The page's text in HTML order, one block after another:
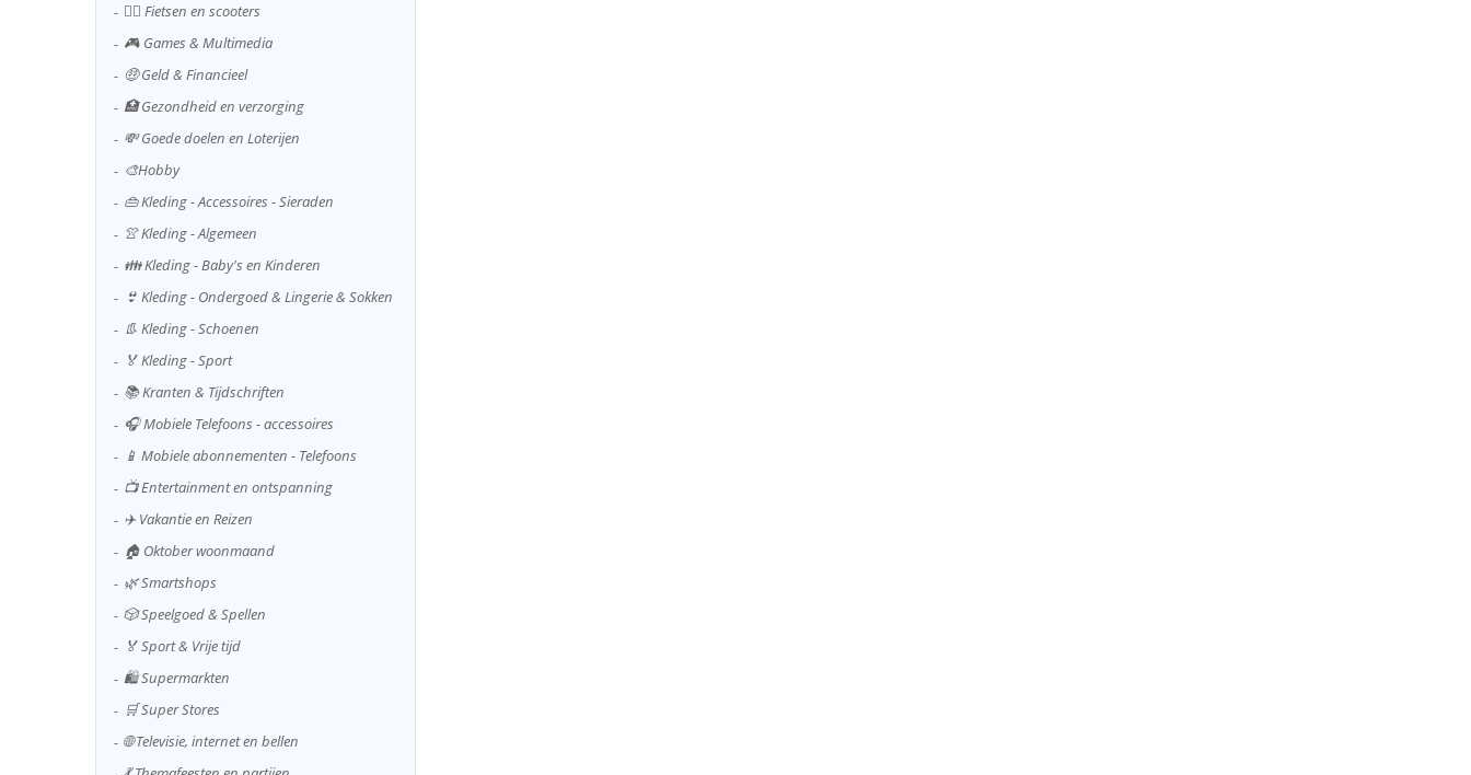
🚴‍♂️ Fietsen en scooters
🎮 Games & Multimedia
🤑 Geld & Financieel
🏥 Gezondheid en verzorging
💸 Goede doelen en Loterijen
🎨Hobby
👜 Kleding - Accessoires - Sieraden
👚 Kleding - Algemeen
👪 Kleding - Baby's en Kinderen
👙 Kleding - Ondergoed & Lingerie & Sokken
👢 Kleding - Schoenen
🏅 Kleding - Sport
📚 Kranten & Tijdschriften
🎧 Mobiele Telefoons - accessoires
📱 Mobiele abonnementen - Telefoons
📺 Entertainment en ontspanning
✈️ Vakantie en Reizen
🏠 Oktober woonmaand
🌿 Smartshops
🎲 Speelgoed & Spellen
🏅 Sport & Vrije tijd
🛍️ Supermarkten
🛒 Super Stores
🌐 Televisie, internet en bellen